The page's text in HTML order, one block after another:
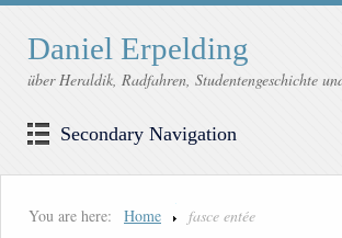
Daniel Erpelding
über Heraldik, Radfahren, Studentengeschichte
Secondary Navigation
You are here: Home fasce entée